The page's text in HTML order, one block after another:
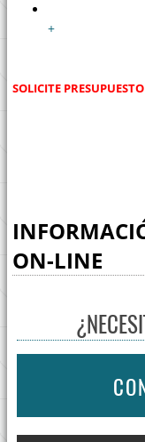
SOLICITE
ON-LINE